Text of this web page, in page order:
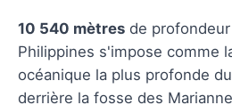
10 540 mètres de
Philippines s'impose comme
océanique la plus profonde
derrière la fosse des